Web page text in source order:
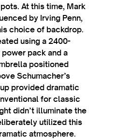
At this time, Mark
by Irving Penn,
choice of back­drop.
using a 2400-
pack and a
posi­tioned
Schumacher’s
provided dra­mat­ic
for clas­sic
didn’t illu­min­ate the
util­ized this
atmo­sphere.